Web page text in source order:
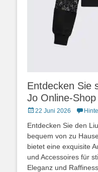
Entdecken Sie
Jo Online-Shop
Posted
22 Juni 2026
Entdecken Sie den
bequem von zu
bietet eine exquisite
und Accessoires für
Eleganz und